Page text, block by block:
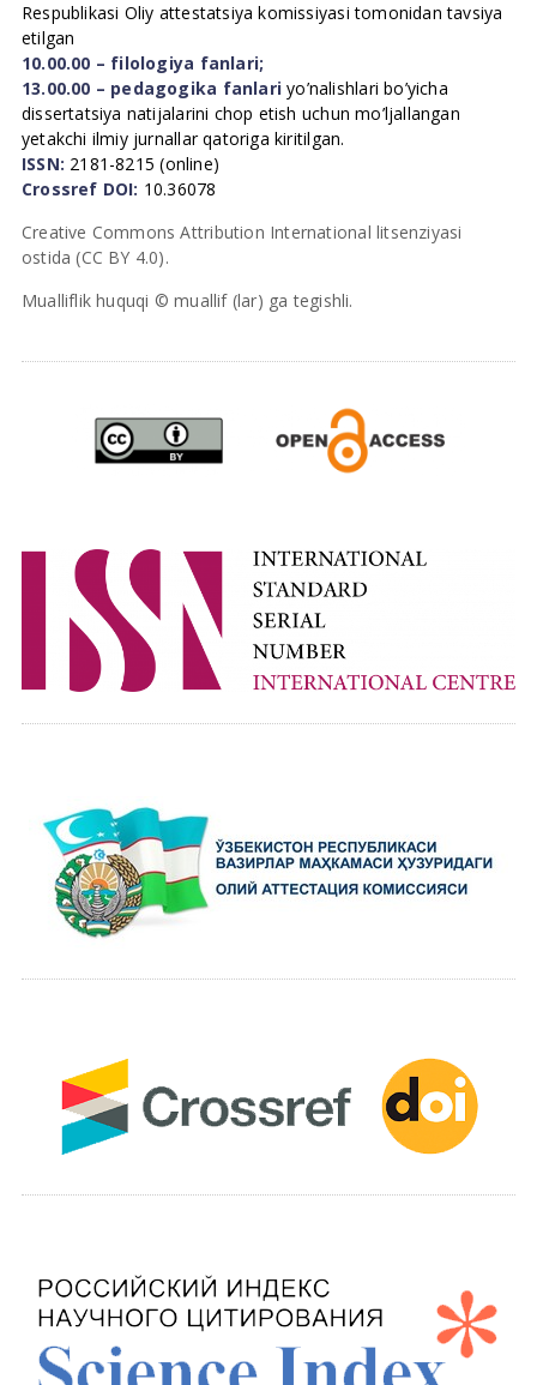
Respublikasi Oliy attestatsiya komissiyasi tomonidan tavsiya
etilgan
10.00.00 – filologiya fanlari;
13.00.00 – pedagogika fanlari yo’nalishlari bo’yicha
dissertatsiya natijalarini chop etish uchun mo’ljallangan
yetakchi ilmiy jurnallar qatoriga kiritilgan.
ISSN: 2181-8215 (online)
Crossref DOI: 10.36078
Creative Commons Attribution International litsenziyasi
ostida (CC BY 4.0).
Mualliflik huquqi © muallif (lar) ga tegishli.